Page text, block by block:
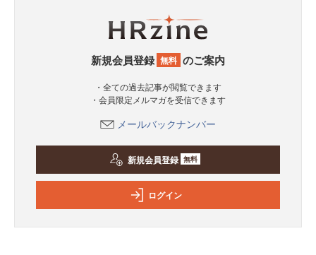
新規会員登録 無料 のご案内
・全ての過去記事が閲覧できます
・会員限定メルマガを受信できます
メールバックナンバー
新規会員登録 無料
ログイン